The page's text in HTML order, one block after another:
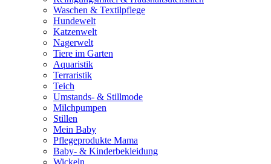
Waschen & Textilpflege
Hundewelt
Katzenwelt
Nagerwelt
Tiere im Garten
Aquaristik
Terraristik
Teich
Umstands- & Stillmode
Milchpumpen
Stillen
Mein Baby
Pflegeprodukte Mama
Baby- & Kinderbekleidung
Wickeln